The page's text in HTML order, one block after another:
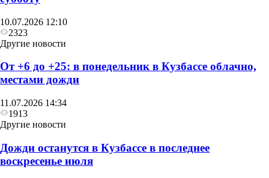
10.07.2026 12:10
2323
Другие новости
От +6 до +25: в понедельник в Кузбассе облачно,
местами дожди
11.07.2026 14:34
1913
Другие новости
Дожди останутся в Кузбассе в последнее
воскресенье июля